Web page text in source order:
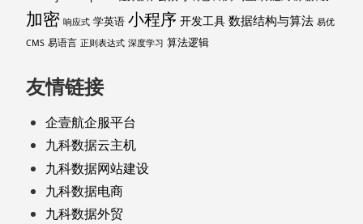
加密 响应式 学英语 小程序 开发工具 数据结构与算法 易优
CMS 易语言 正则表达式 深度学习 算法逻辑
友情链接
企壹航企服平台
九科数据云主机
九科数据网站建设
九科数据电商
九科数据外贸